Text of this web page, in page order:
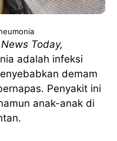
Today,
adalah infeksi
demam
Penyakit ini
anak-anak di